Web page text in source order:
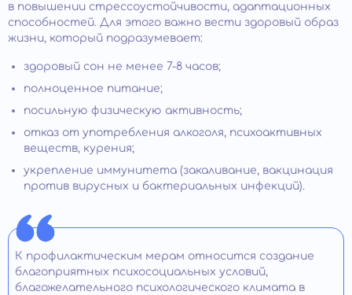
в повышении стрессоустойчивости, адаптационных
способностей. Для этого важно вести здоровый образ
жизни, который подразумевает:
здоровый сон не менее 7-8 часов;
полноценное питание;
посильную физическую активность;
отказ от употребления алкоголя, психоактивных
веществ, курения;
укрепление иммунитета (закаливание, вакцинация
против вирусных и бактериальных инфекций).
К профилактическим мерам относится создание
благоприятных психосоциальных условий,
благожелательного психологического климата в